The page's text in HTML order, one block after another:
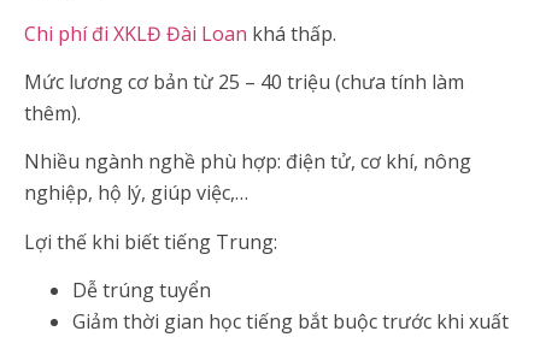
Chi phí đi XKLĐ Đài Loan khá thấp.
Mức lương cơ bản từ 25 – 40 triệu (chưa tính làm
thêm).
Nhiều ngành nghề phù hợp: điện tử, cơ khí, nông
nghiệp, hộ lý, giúp việc,…
Lợi thế khi biết tiếng Trung:
Dễ trúng tuyển
Giảm thời gian học tiếng bắt buộc trước khi xuất